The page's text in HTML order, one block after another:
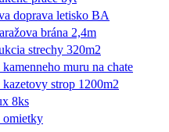
práce byt
doprava letisko BA
brána 2,4m
strechy 320m2
muru na chate
strop 1200m2
8ks